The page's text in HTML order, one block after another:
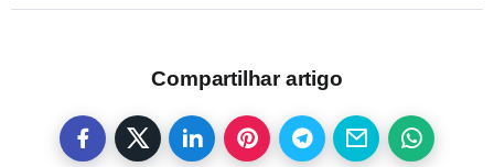
Compartilhar artigo